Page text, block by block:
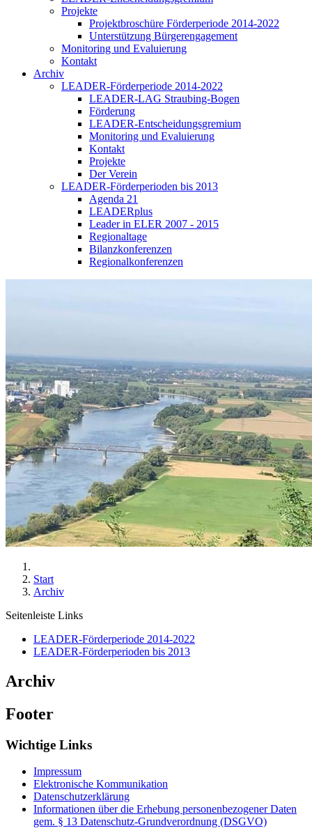
Projekte
Projektbroschüre Förderperiode 2014-2022
Unterstützung Bürgerengagement
Monitoring und Evaluierung
Kontakt
Archiv
LEADER-Förderperiode 2014-2022
LEADER-LAG Straubing-Bogen
Förderung
LEADER-Entscheidungsgremium
Monitoring und Evaluierung
Kontakt
Projekte
Der Verein
LEADER-Förderperioden bis 2013
Agenda 21
LEADERplus
Leader in ELER 2007 - 2015
Regionaltage
Bilanzkonferenzen
Regionalkonferenzen
Start
Archiv
Seitenleiste Links
LEADER-Förderperiode 2014-2022
LEADER-Förderperioden bis 2013
Archiv
Footer
Wichtige Links
Impressum
Elektronische Kommunikation
Datenschutzerklärung
Informationen über die Erhebung personenbezogener Daten
gem. § 13 Datenschutz-Grundverordnung (DSGVO)